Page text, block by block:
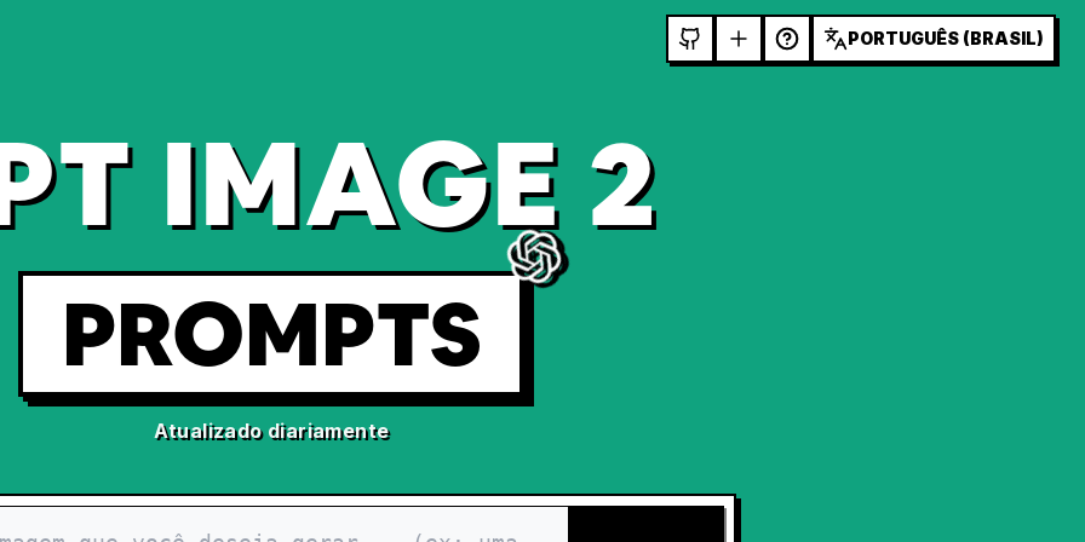
PORTUGUÊS (BRASIL)
IMAGE 2
PROMPTS
Atualizado diariamente